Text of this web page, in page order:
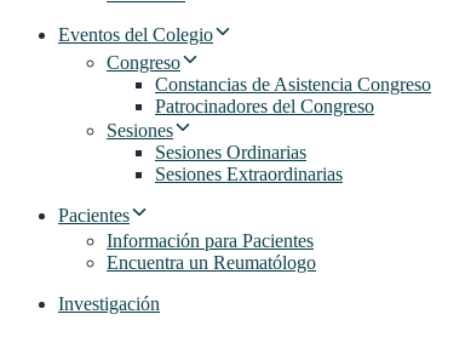
Eventos del Colegio
Congreso
Constancias de Asistencia Congreso
Patrocinadores del Congreso
Sesiones
Sesiones Ordinarias
Sesiones Extraordinarias
Pacientes
Información para Pacientes
Encuentra un Reumatólogo
Investigación